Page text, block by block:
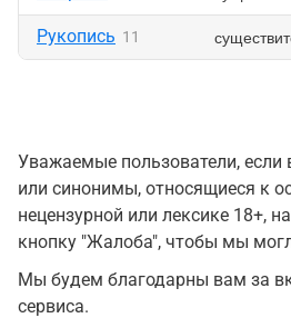
Рукопись 11
Уважаемые пользователи,
или синонимы, относящиеся к
нецензурной или лексике 18+,
кнопку "Жалоба", чтобы мы
Мы будем благодарны вам за
сервиса.